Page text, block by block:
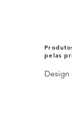
pelas
Design